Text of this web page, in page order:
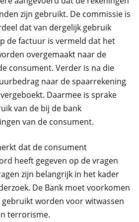
zijn gebruikt. De commissie is
dat van dergelijk gebruik
de factuur is vermeld dat het
overgemaakt naar de
consument. Verder is na die
naar de spaarrekening
Daarmee is sprake
van de bij de bank
van de consument.
dat de consument
heeft gegeven op de vragen
zijn belangrijk in het kader
De Bank moet voorkomen
worden voor witwassen
terrorisme.